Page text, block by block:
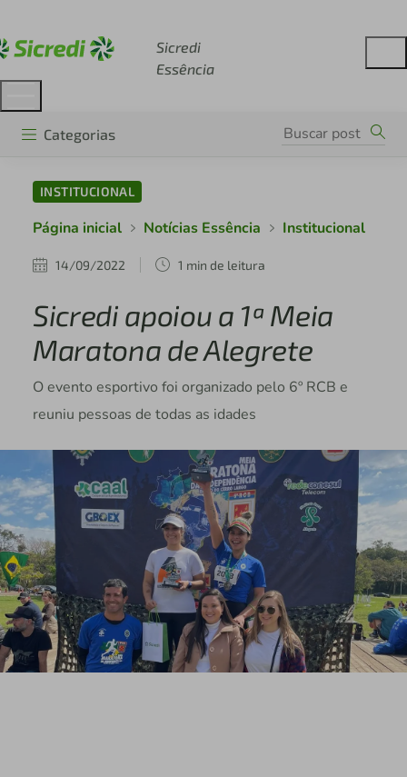
Sicredi
Essência
Categorias
INSTITUCIONAL
Página inicial Notícias Essência Institucional
14/09/2022 1 min de leitura
Sicredi apoiou a 1ª Meia
Maratona de Alegrete
O evento esportivo foi organizado pelo 6º RCB e
reuniu pessoas de todas as idades